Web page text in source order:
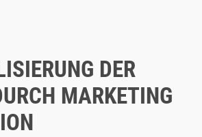
DER
MARKETING